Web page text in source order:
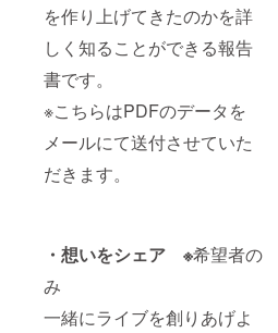
を作り上げてきたのかを詳
しく知ることができる報告
書です。
※こちらはPDFのデータを
メールにて送付させていた
だきます。
・想いをシェア ※希望者の
み
一緒にライブを創りあげよ